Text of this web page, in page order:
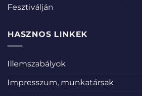
Fesztiválján
HASZNOS LINKEK
Illemszabályok
Impresszum, munkatársak